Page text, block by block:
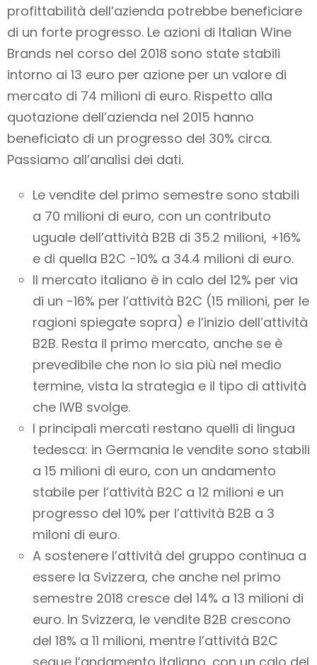
profittabilità dell’azienda potrebbe beneficiare
di un forte progresso. Le azioni di Italian Wine
Brands nel corso del 2018 sono state stabili
intorno ai 13 euro per azione per un valore di
mercato di 74 milioni di euro. Rispetto alla
quotazione dell’azienda nel 2015 hanno
beneficiato di un progresso del 30% circa.
Passiamo all’analisi dei dati.
Le vendite del primo semestre sono stabili
a 70 milioni di euro, con un contributo
uguale dell’attività B2B di 35.2 milioni, +16%
e di quella B2C -10% a 34.4 milioni di euro.
Il mercato italiano è in calo del 12% per via
di un -16% per l’attività B2C (15 milioni, per le
ragioni spiegate sopra) e l’inizio dell’attività
B2B. Resta il primo mercato, anche se è
prevedibile che non lo sia più nel medio
termine, vista la strategia e il tipo di attività
che IWB svolge.
I principali mercati restano quelli di lingua
tedesca: in Germania le vendite sono stabili
a 15 milioni di euro, con un andamento
stabile per l’attività B2C a 12 milioni e un
progresso del 10% per l’attività B2B a 3
miloni di euro.
A sostenere l’attività del gruppo continua a
essere la Svizzera, che anche nel primo
semestre 2018 cresce del 14% a 13 milioni di
euro. In Svizzera, le vendite B2B crescono
del 18% a 11 milioni, mentre l’attività B2C